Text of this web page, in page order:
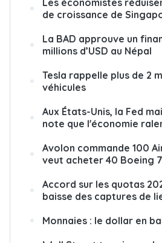
de croissance de
La BAD approuve un
millions d’USD au Népal
Tesla rappelle plus de 2
véhicules
Aux États-Unis, la Fed
note que l'économie
Avolon commande 100
veut acheter 40 Boeing
Accord sur les quotas
baisse des captures de
Monnaies : le dollar en